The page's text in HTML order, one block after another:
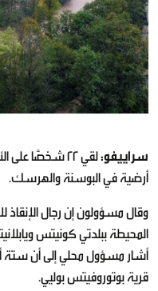
سراييفو:
لقي 22 شخصًا
أرضية في البوسنة والهرسك.
وقال مسؤولون إن رجال الإنقاذ
المحيطة ببلدتي كونيتس
أشار مسؤول محلي إلى أن ستة
قرية بوتوروفيتس بوليي.